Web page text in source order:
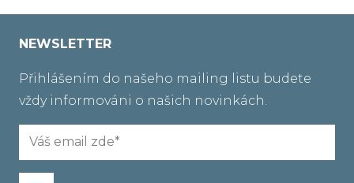
NEWSLETTER
Přihlášením do našeho mailing listu budete
vždy informováni o našich novinkách.
Email